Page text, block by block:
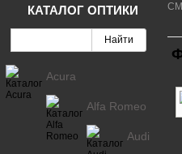
КАТАЛОГ ОПТИКИ
Acura
Alfa Romeo
Audi